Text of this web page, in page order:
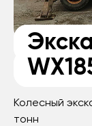
Колесный
тонн